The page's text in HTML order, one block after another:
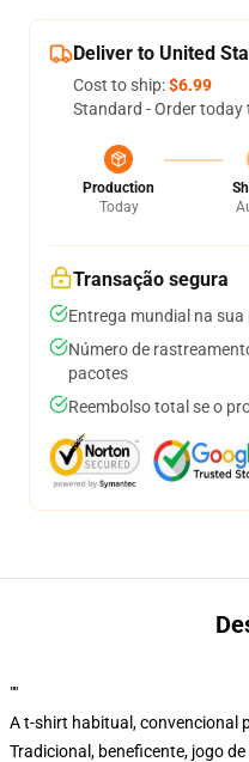
Deliver to United
Cost to ship:$6.99
Standard - Order today
Production
Today
Transação segura
Entrega mundial na sua
Número de
pacotes
Reembolso total se o
""
A t-shirt habitual, convencional
Tradicional, beneficente, jogo de